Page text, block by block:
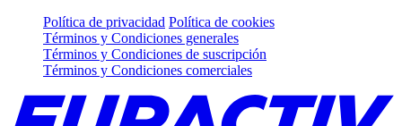
Política de privacidad Política de cookies
Términos y Condiciones generales
Términos y Condiciones de suscripción
Términos y Condiciones comerciales